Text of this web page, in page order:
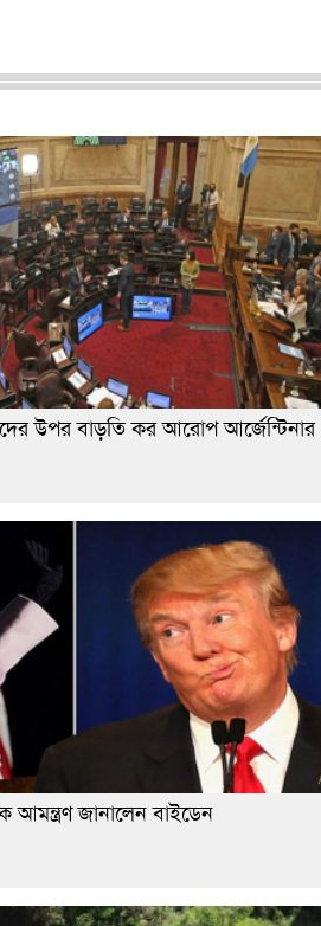
উপর বাড়তি কর আরোপ আর্জেন্টিনার
আমন্ত্রণ জানালেন বাইডেন